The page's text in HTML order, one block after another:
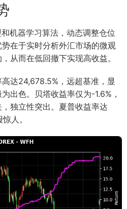
机器学习算法，动态调整仓位
在于实时分析外汇市场的微观
从而在低回撤下实现高收益。
达24,678.5%，远超基准，显
出色。贝塔收益率仅为-1.6%，
独立性突出。夏普收益率达
人。